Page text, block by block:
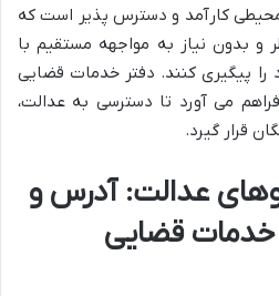
کارآمد و دسترس پذیر است که
و بدون نیاز به مواجهه مستقیم با
را پیگیری کنند. دفتر خدمات قضایی
فراهم می آورد تا دسترسی به عدالت،
قرار گیرد.
عدالت: آدرس و
خدمات قضایی